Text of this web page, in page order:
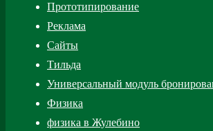
Прототипирование
Реклама
Сайты
Тильда
Универсальный модуль
Физика
физика в Жулебино